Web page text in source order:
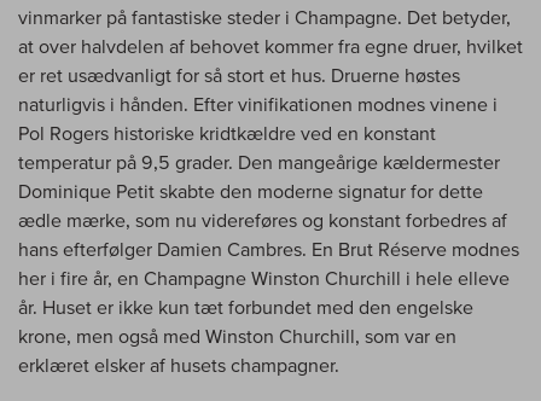
vinmarker på fantastiske steder i Champagne. Det betyder,
at over halvdelen af behovet kommer fra egne druer, hvilket
er ret usædvanligt for så stort et hus. Druerne høstes
naturligvis i hånden. Efter vinifikationen modnes vinene i
Pol Rogers historiske kridtkældre ved en konstant
temperatur på 9,5 grader. Den mangeårige kældermester
Dominique Petit skabte den moderne signatur for dette
ædle mærke, som nu videreføres og konstant forbedres af
hans efterfølger Damien Cambres. En Brut Réserve modnes
her i fire år, en Champagne Winston Churchill i hele elleve
år. Huset er ikke kun tæt forbundet med den engelske
krone, men også med Winston Churchill, som var en
erklæret elsker af husets champagner.